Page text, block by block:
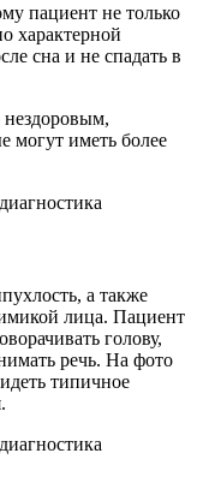
пациент не только
характерной
сна и не спадать в
могут иметь более
а также
лица. Пациент
голову,
речь. На фото
типичное